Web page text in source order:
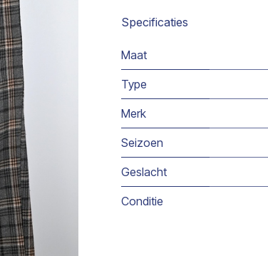
Specificaties
Maat
Type
Merk
Seizoen
Geslacht
Conditie